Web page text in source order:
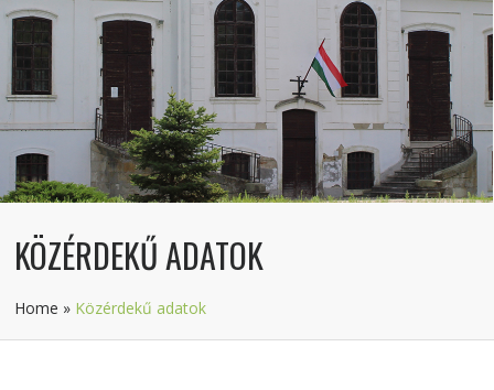
KÖZÉRDEKŰ ADATOK
Home » Közérdekű adatok